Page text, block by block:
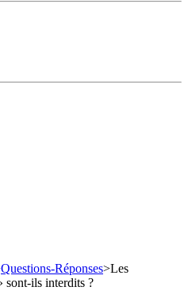
Questions-Réponses>Les
sont-ils interdits ?